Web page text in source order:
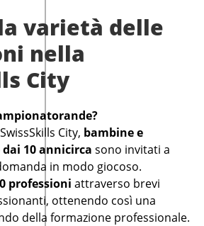
varietà delle
nella
City
City, bambine e
10 annicirca sono invitati a
in modo giocoso.
professioni attraverso brevi
ottenendo così una
della formazione professionale.